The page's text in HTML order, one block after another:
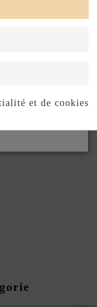
et de cookies